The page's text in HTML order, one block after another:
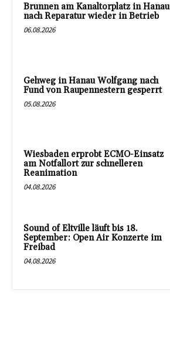
Brunnen am Kanaltorplatz in Hanau
nach Reparatur wieder in Betrieb
06.08.2026
Gehweg in Hanau Wolfgang nach
Fund von Raupennestern gesperrt
05.08.2026
Wiesbaden erprobt ECMO-Einsatz
am Notfallort zur schnelleren
Reanimation
04.08.2026
Sound of Eltville läuft bis 18.
September: Open Air Konzerte im
Freibad
04.08.2026